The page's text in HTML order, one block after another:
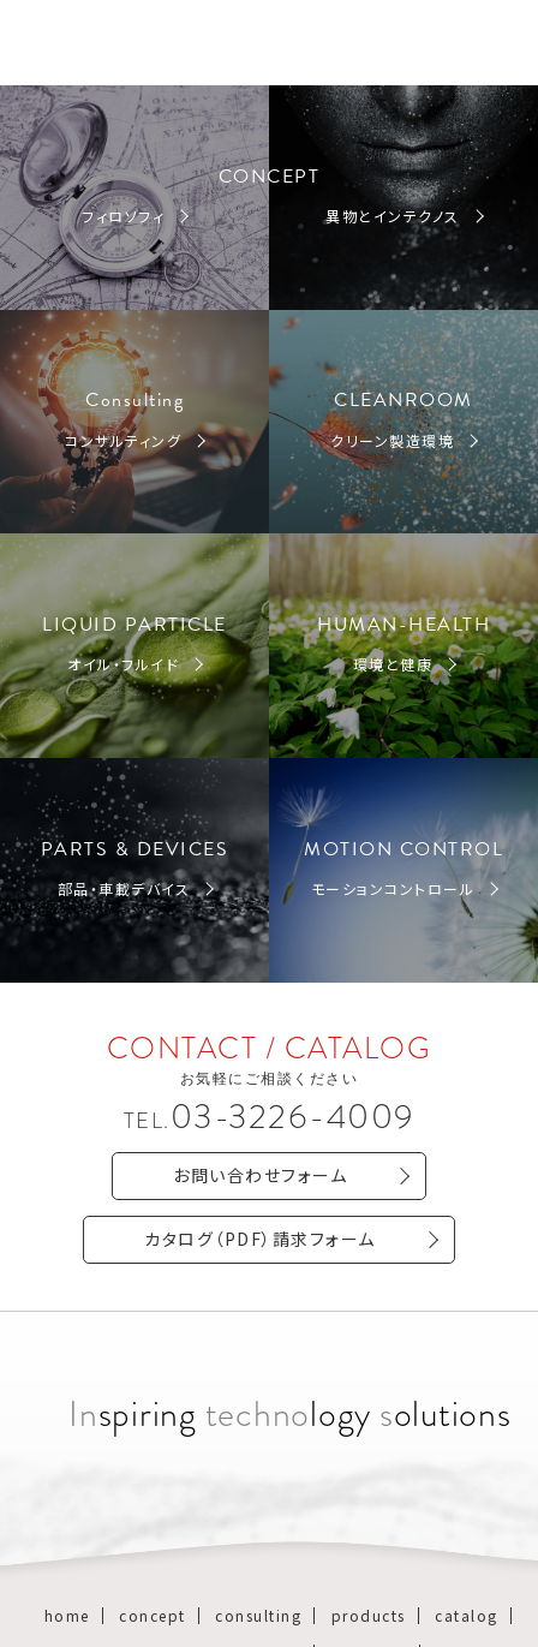
フィロソフィ
CONCEPT
異物とインテクノス
Consulting
コンサルティング
CLEANROOM
クリーン製造環境
LIQUID PARTICLE
オイル・フルイド
HUMAN-HEALTH
環境と健康
PARTS & DEVICES
部品・車載デバイス
MOTION CONTROL
モーションコントロール
CONTACT / CATALOG
お気軽にご相談ください
TEL. 03-3226-4009
お問い合わせフォーム
カタログ（PDF）請求フォーム
Inspiring technology solutions
home concept consulting products
catalog